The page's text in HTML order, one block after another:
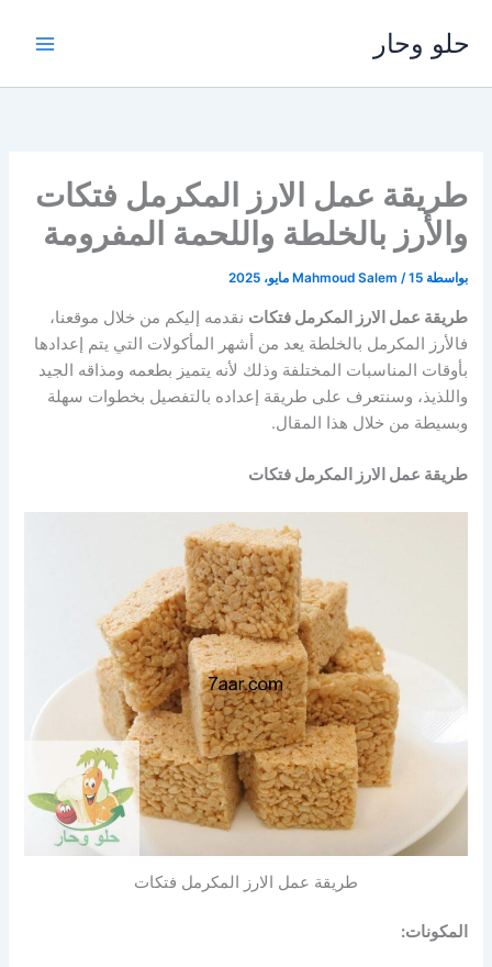
المحتوى
حلو وحار
طريقة عمل الارز المكرمل فتكات
والأرز بالخلطة واللحمة المفرومة
بواسطة Mahmoud Salem /15 مايو، 2025
طريقة عمل الارز المكرمل فتكات نقدمه إليكم من خلال موقعنا،
فالأرز المكرمل بالخلطة يعد من أشهر المأكولات التي يتم إعدادها
بأوقات المناسبات المختلفة وذلك لأنه يتميز بطعمه ومذاقه الجيد
واللذيذ، وسنتعرف على طريقة إعداده بالتفصيل بخطوات سهلة
وبسيطة من خلال هذا المقال.
طريقة عمل الارز المكرمل فتكات
طريقة عمل الارز المكرمل فتكات
المكونات: